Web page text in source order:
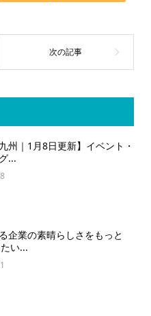
州｜1月8日更新】イベント・
...
企業の素晴らしさをもっと
い...